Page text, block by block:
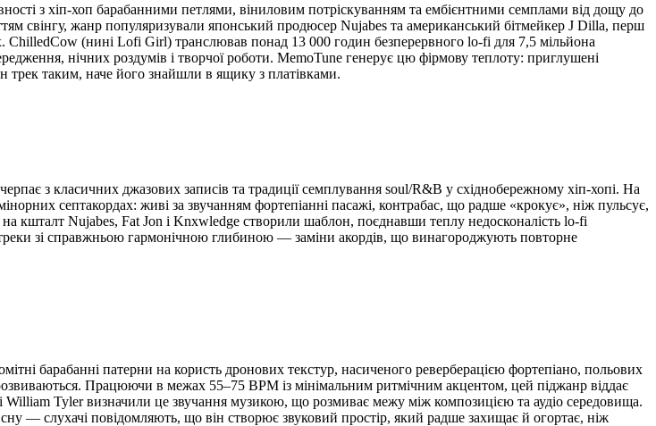
з хіп-хоп барабанними петлями, віниловим потріскуванням та ембієнтними семплами від дощу до
свінгу, жанр популяризували японський продюсер Nujabes та американський бітмейкер J Dilla, перш
ChilledCow (нині Lofi Girl) транслював понад 13 000 годин безперервного lo-fi для 7,5 мільйона
нічних роздумів і творчої роботи. MemoTune генерує цю фірмову теплоту: приглушені
трек таким, наче його знайшли в ящику з платівками.
з класичних джазових записів та традиції семплування soul/R&B у східнобережному хіп-хопі. На
септакордах: живі за звучанням фортепіанні пасажі, контрабас, що радше «крокує», ніж пульсує,
на кшталт Nujabes, Fat Jon і Knxwledge створили шаблон, поєднавши теплу недосконалість lo-fi
зі справжньою гармонічною глибиною — заміни акордів, що винагороджують повторне
барабанні патерни на користь дронових текстур, насиченого реверберацією фортепіано, польових
Працюючи в межах 55–75 BPM із мінімальним ритмічним акцентом, цей піджанр віддає
Tyler визначили це звучання музикою, що розмиває межу між композицією та аудіо середовища.
— слухачі повідомляють, що він створює звуковий простір, який радше захищає й огортає, ніж